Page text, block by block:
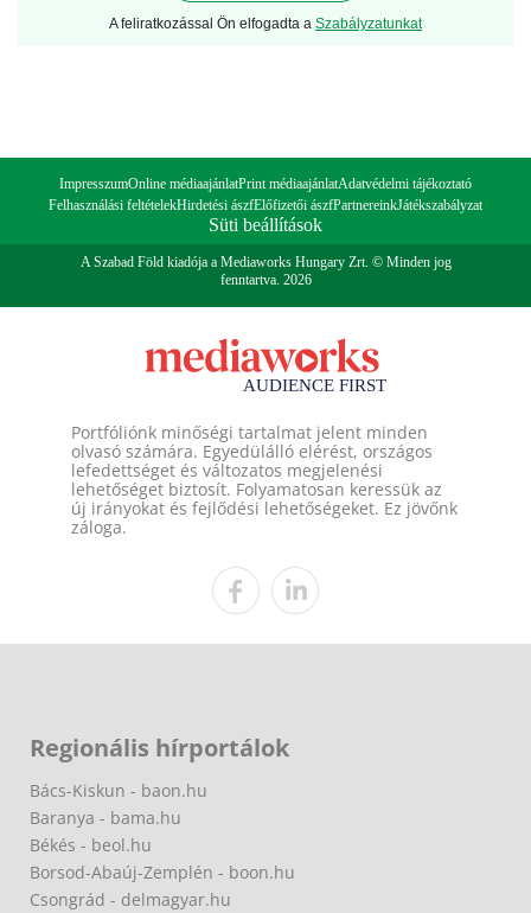
A feliratkozással Ön elfogadta a Szabályzatunkat
ImpresszumOnline médiaajánlatPrint médiaajánlatAdatvédelmi tájékoztató
Felhasználási feltételekHirdetési ászfElőfizetői ászfPartnereinkJátékszabályzat
Süti beállítások
A Szabad Föld kiadója a Mediaworks Hungary Zrt. © Minden jog
fenntartva. 2026
Portfóliónk minőségi tartalmat jelent minden
olvasó számára. Egyedülálló elérést, országos
lefedettséget és változatos megjelenési
lehetőséget biztosít. Folyamatosan keressük az
új irányokat és fejlődési lehetőségeket. Ez jövőnk
záloga.
Regionális hírportálok
Bács-Kiskun - baon.hu
Baranya - bama.hu
Békés - beol.hu
Borsod-Abaúj-Zemplén - boon.hu
Csongrád - delmagyar.hu